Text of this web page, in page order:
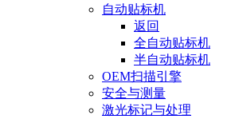
自动贴标机
返回
全自动贴标机
半自动贴标机
OEM扫描引擎
安全与测量
激光标记与处理